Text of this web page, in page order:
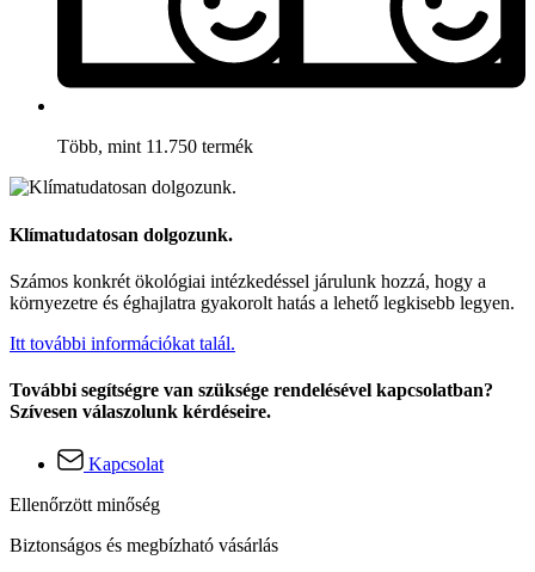
Több, mint 11.750 termék
Klímatudatosan dolgozunk.
Számos konkrét ökológiai intézkedéssel járulunk hozzá, hogy a
környezetre és éghajlatra gyakorolt hatás a lehető legkisebb legyen.
Itt további információkat talál.
További segítségre van szüksége rendelésével kapcsolatban?
Szívesen válaszolunk kérdéseire.
Kapcsolat
Ellenőrzött minőség
Biztonságos és megbízható vásárlás